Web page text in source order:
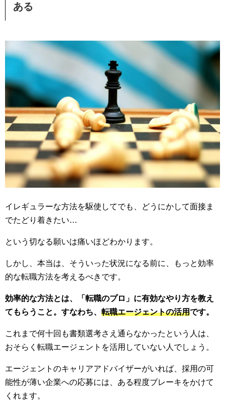
ある
イレギュラーな方法を駆使してでも、どうにかして面接ま
でたどり着きたい…
という切なる願いは痛いほどわかります。
しかし、本当は、そういった状況になる前に、もっと効率
的な転職方法を考えるべきです。
効率的な方法とは、「転職のプロ」に有効なやり方を教え
てもらうこと。すなわち、 転職エージェントの活用です。
これまで何十回も書類選考さえ通らなかったという人は、
おそらく転職エージェントを活用していない人でしょう。
エージェントのキャリアアドバイザーがいれば、採用の可
能性が薄い企業への応募には、ある程度ブレーキをかけて
くれます。